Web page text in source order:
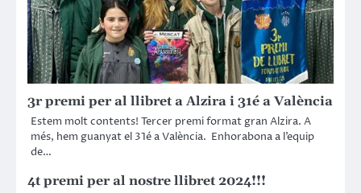
3r premi per al llibret a Alzira i 31é a València
Estem molt contents! Tercer premi format gran Alzira. A
més, hem guanyat el 31é a València. Enhorabona a l’equip
de…
4t premi per al nostre llibret 2024!!!